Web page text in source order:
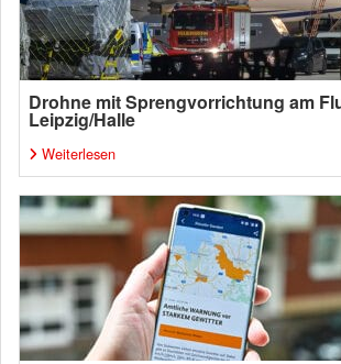
Drohne mit Sprengvorrichtung am
Leipzig/Halle
Weiterlesen